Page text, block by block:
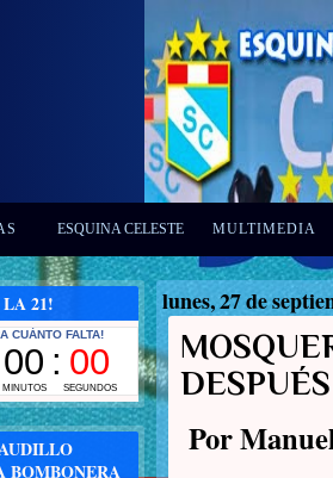
ESQUINA CELESTE MULTIMEDIA
lunes, 27 de
DESPUÉS
Por
LA 21!
BOMBONERA